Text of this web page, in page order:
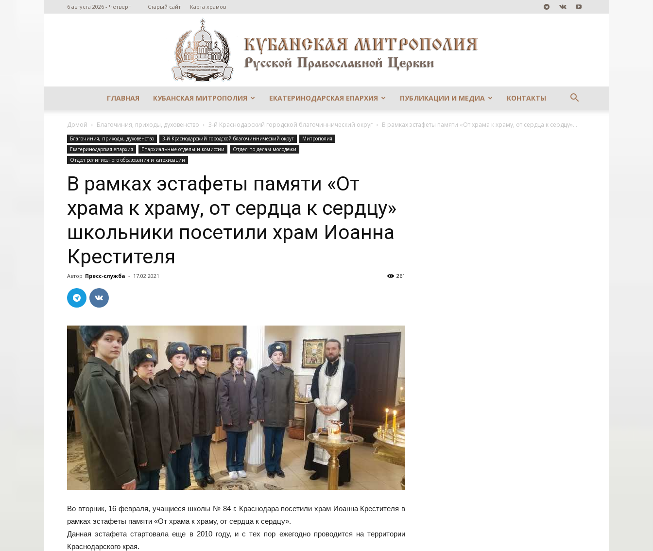
6 августа 2026 - Четверг Старый сайт Карта храмов
Екатеринодарской
епархии
ГЛАВНАЯ КУБАНСКАЯ МИТРОПОЛИЯ ЕКАТЕРИНОДАРСКАЯ ЕПАРХИЯ ПУБЛИКАЦИИ И МЕДИА КОНТАКТЫ
Домой Благочиния, приходы, духовенство 3-й Краснодарский городской благочиннический округ В рамках эстафеты памяти «От храма к храму, от сердца к сердцу»...
Благочиния, приходы, духовенство 3-й Краснодарский городской благочиннический округ
Митрополия
Екатеринодарская епархия
Епархиальные отделы и комиссии
Отдел по делам молодежи
Отдел религиозного образования и катехизации
В рамках эстафеты памяти «От
храма к храму, от сердца к сердцу»
школьники посетили храм Иоанна
Крестителя
Автор Пресс-служба - 17.02.2021 261
Во вторник, 16 февраля, учащиеся школы № 84 г. Краснодара посетили храм Иоанна Крестителя в
рамках эстафеты памяти «От храма к храму, от сердца к сердцу».
Данная эстафета стартовала еще в 2010 году, и с тех пор ежегодно проводится на территории
Краснодарского края.